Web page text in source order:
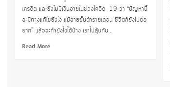
เครดิต และยังไม่มีเงินจ่ายในช่วงโควิด 19 ว่า “ปัญหานี้
จะมีทางแก้ไขยังไง แม้จ่ายขั้นต่ำรายเดือน ชีวิตก็ยังไปต่อ
ยาก” แล้วจะทำยังไงได้บ้าง เราไปลุ้นกัน...
Read MoreRead